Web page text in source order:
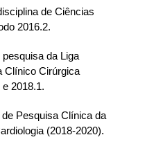
de Ciências
2016.2.
da Liga
Clínico Cirúrgica
2018.1.
Pesquisa Clínica da
(2018-2020).